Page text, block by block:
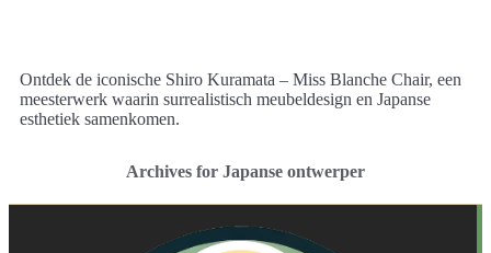
Ontdek de iconische Shiro Kuramata – Miss Blanche Chair, een
meesterwerk waarin surrealistisch meubeldesign en Japanse
esthetiek samenkomen.
Archives for Japanse ontwerper